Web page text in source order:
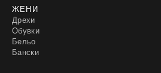
ЖЕНИ
Дрехи
Обувки
Бельо
Бански